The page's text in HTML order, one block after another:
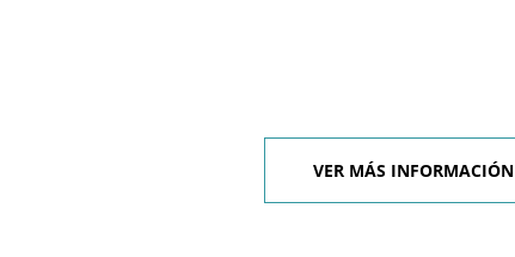
VER MÁS INFORMACIÓN